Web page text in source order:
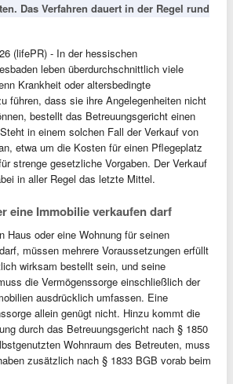
Das Verfahren dauert in der Regel rund
(lifePR) - In der hessischen
leben überdurchschnittlich viele
Krankheit oder altersbedingte
führen, dass sie ihre Angelegenheiten nicht
bestellt das Betreuungsgericht einen
in einem solchen Fall der Verkauf von
etwa um die Kosten für einen Pflegeplatz
strenge gesetzliche Vorgaben. Der Verkauf
in aller Regel das letzte Mittel.
eine Immobilie verkaufen darf
Haus oder eine Wohnung für seinen
müssen mehrere Voraussetzungen erfüllt
wirksam bestellt sein, und seine
die Vermögenssorge einschließlich der
ausdrücklich umfassen. Eine
allein genügt nicht. Hinzu kommt die
durch das Betreuungsgericht nach § 1850
Wohnraum des Betreuten, muss
zusätzlich nach § 1833 BGB vorab beim